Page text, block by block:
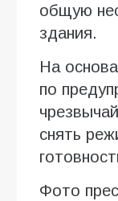
общую
здания.
На
по
снять
Фото